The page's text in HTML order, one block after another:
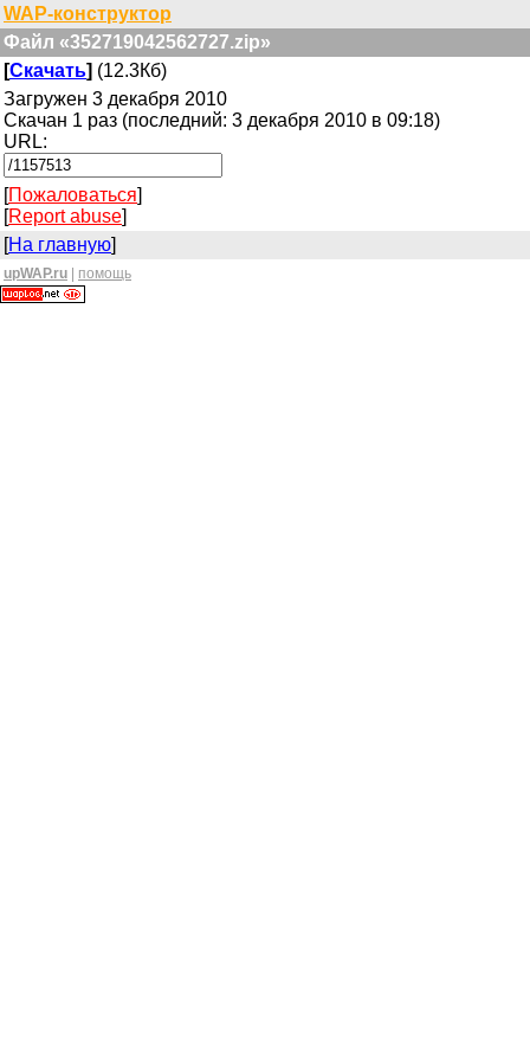
WAP-конструктор
Файл «352719042562727.zip»
[Скачать] (12.3Кб)
Загружен 3 декабря 2010
Скачан 1 раз (последний: 3 декабря 2010 в 09:18)
URL:
[Пожаловаться]
[Report abuse]
[На главную]
upWAP.ru помощь